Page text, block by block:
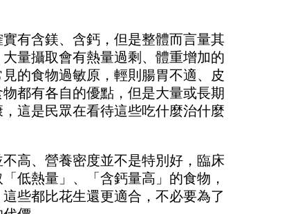
有含鎂、含鈣，但是整體而言量其
量攝取會有熱量過剩、體重增加的
的食物過敏原，輕則腸胃不適、皮
都有各自的優點，但是大量或長期
這是民眾在看待這些吃什麼治什麼
高、營養密度並不是特別好，臨床
低熱量」、「含鈣量高」的食物，
些都比花生還更適合，不必要為了